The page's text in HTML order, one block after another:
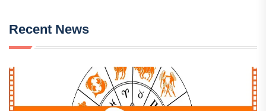
Recent News